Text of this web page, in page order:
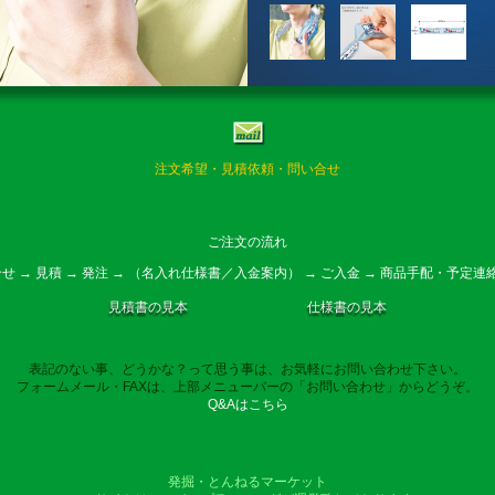
注文希望・見積依頼・問い合せ
ご注文の流れ
せ → 見積 → 発注 → （名入れ仕様書／入金案内） → ご入金 → 商品手配・予定連
見積書の見本 仕様書の見本
表記のない事、どうかな？って思う事は、お気軽にお問い合わせ下さい。
フォームメール・FAXは、上部メニューバーの「お問い合わせ」からどうぞ。
Q&Aはこちら
発掘・とんねるマーケット